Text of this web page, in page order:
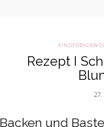
Rezept I
27.
Backen und